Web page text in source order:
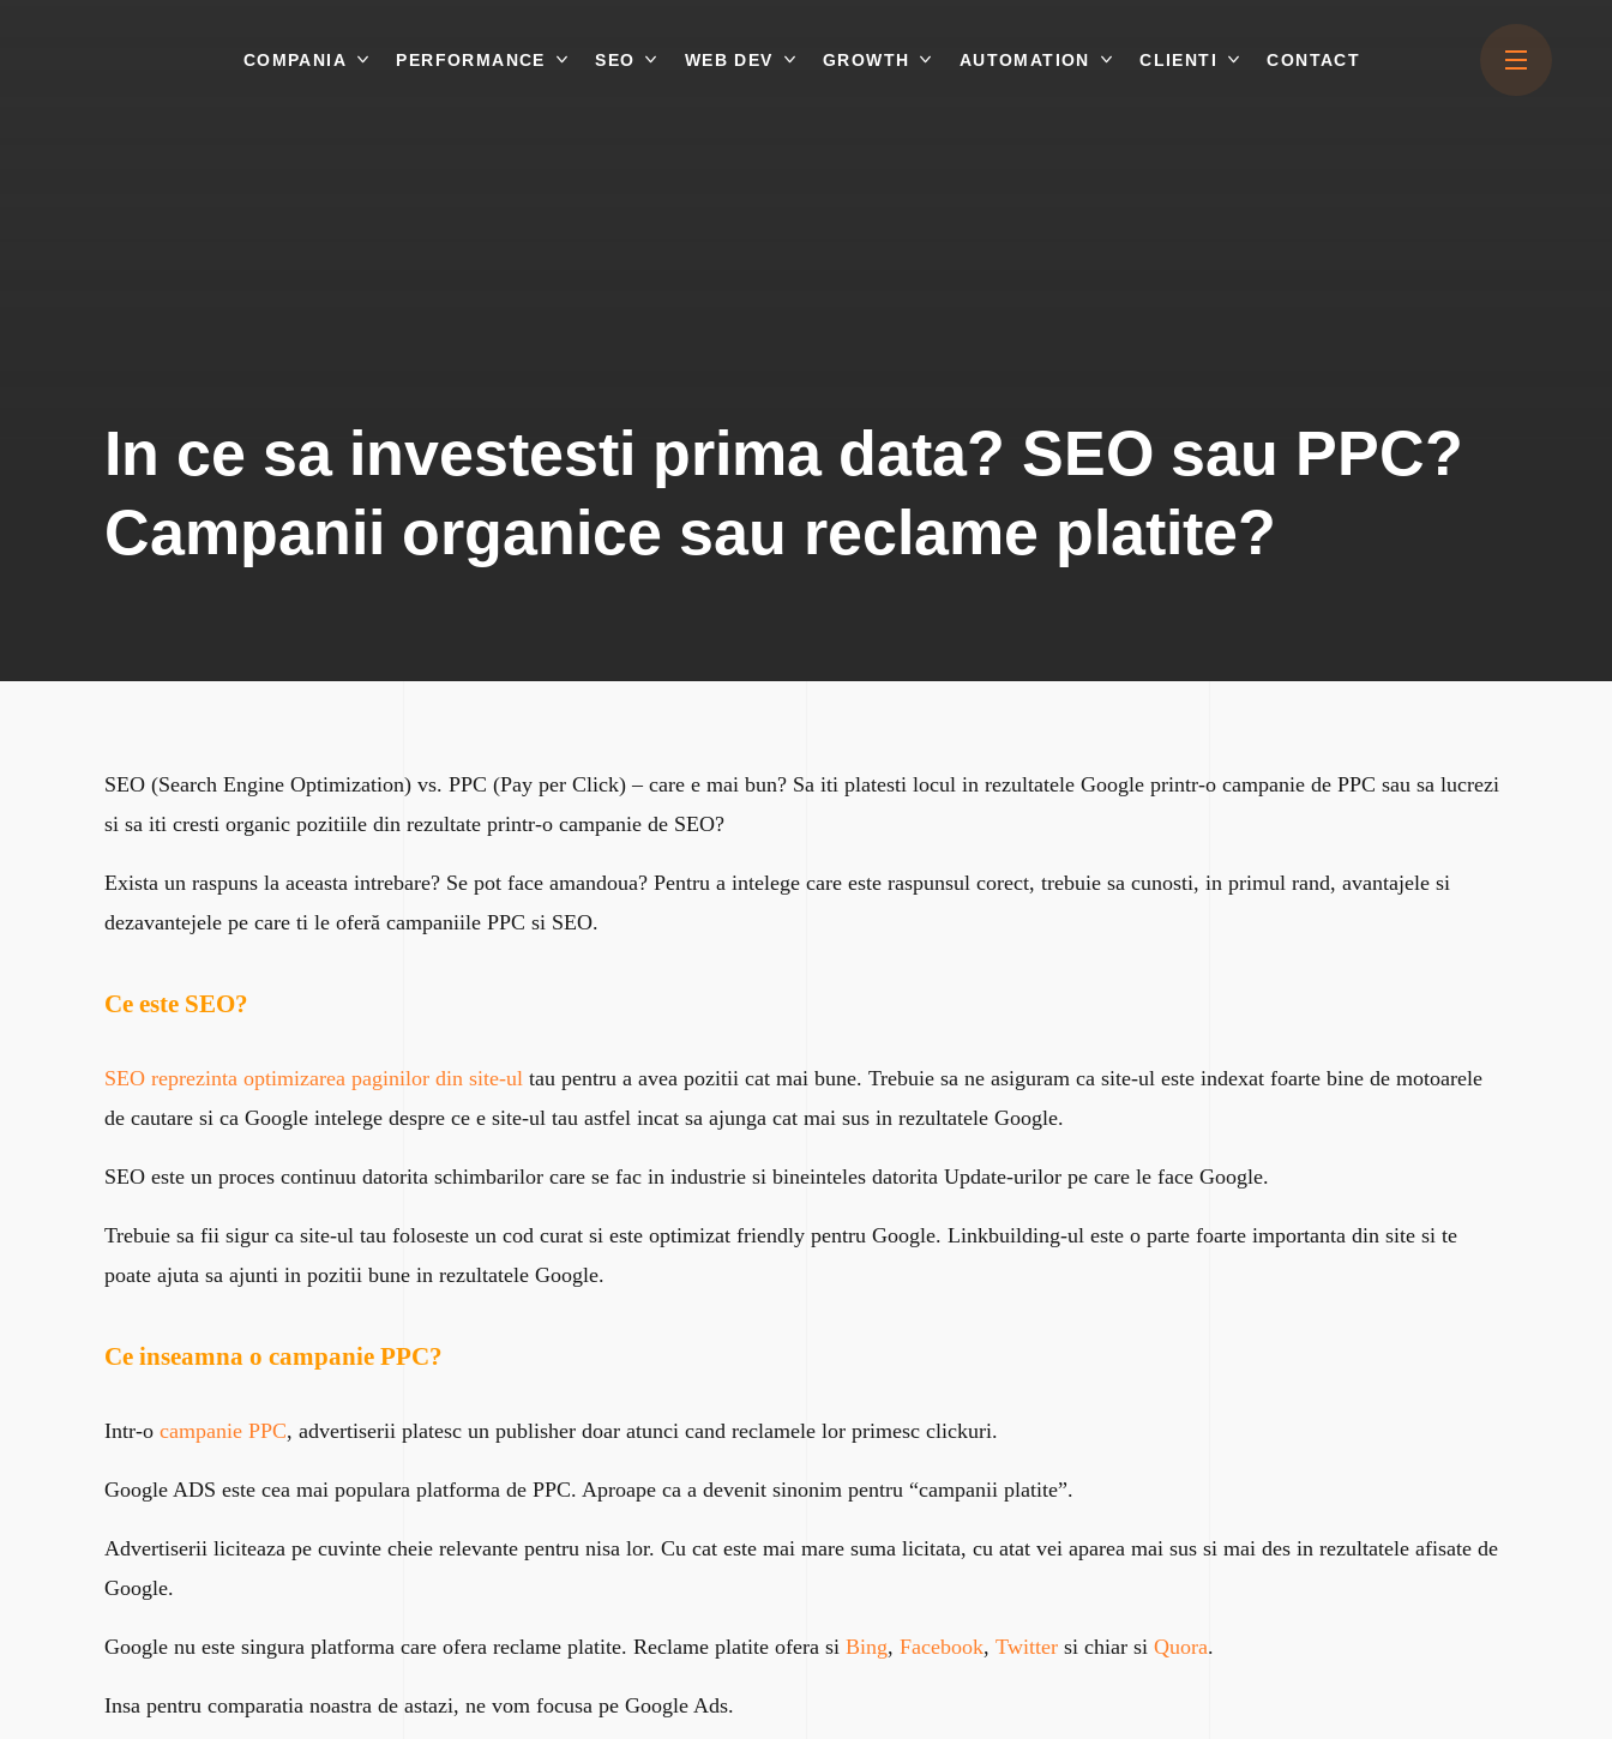
COMPANIA PERFORMANCE SEO WEB DEV GROWTH AUTOMATION CLIENTI CONTACT
CONTACT
In ce sa investesti prima data? SEO sau PPC?
Campanii organice sau reclame platite?
SEO (Search Engine Optimization) vs. PPC (Pay per Click) – care e mai bun? Sa iti platesti locul in rezultatele Google printr-o campanie de PPC sau sa lucrezi
si sa iti cresti organic pozitiile din rezultate printr-o campanie de SEO?
Exista un raspuns la aceasta intrebare? Se pot face amandoua? Pentru a intelege care este raspunsul corect, trebuie sa cunosti, in primul rand, avantajele si
dezavantejele pe care ti le oferă campaniile PPC si SEO.
Ce este SEO?
SEO reprezinta optimizarea paginilor din site-ul tau pentru a avea pozitii cat mai bune. Trebuie sa ne asiguram ca site-ul este indexat foarte bine de motoarele
de cautare si ca Google intelege despre ce e site-ul tau astfel incat sa ajunga cat mai sus in rezultatele Google.
SEO este un proces continuu datorita schimbarilor care se fac in industrie si bineinteles datorita Update-urilor pe care le face Google.
Trebuie sa fii sigur ca site-ul tau foloseste un cod curat si este optimizat friendly pentru Google. Linkbuilding-ul este o parte foarte importanta din site si te
poate ajuta sa ajunti in pozitii bune in rezultatele Google.
Ce inseamna o campanie PPC?
Intr-o campanie PPC, advertiserii platesc un publisher doar atunci cand reclamele lor primesc clickuri.
Google ADS este cea mai populara platforma de PPC. Aproape ca a devenit sinonim pentru “campanii platite”.
Advertiserii liciteaza pe cuvinte cheie relevante pentru nisa lor. Cu cat este mai mare suma licitata, cu atat vei aparea mai sus si mai des in rezultatele afisate de
Google.
Google nu este singura platforma care ofera reclame platite. Reclame platite ofera si Bing, Facebook, Twitter si chiar si Quora.
Insa pentru comparatia noastra de astazi, ne vom focusa pe Google Ads.